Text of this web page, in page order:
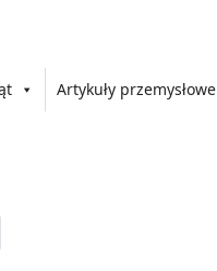
Artykuły przemysłowe